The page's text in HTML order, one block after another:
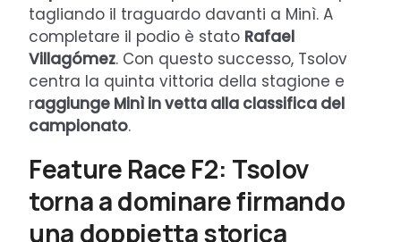
tagliando il traguardo davanti a Minì. A
completare il podio è stato Rafael
Villagómez. Con questo successo, Tsolov
centra la quinta vittoria della stagione e
raggiunge Minì in vetta alla classifica del
campionato.
Feature Race F2: Tsolov
torna a dominare firmando
una doppietta storica